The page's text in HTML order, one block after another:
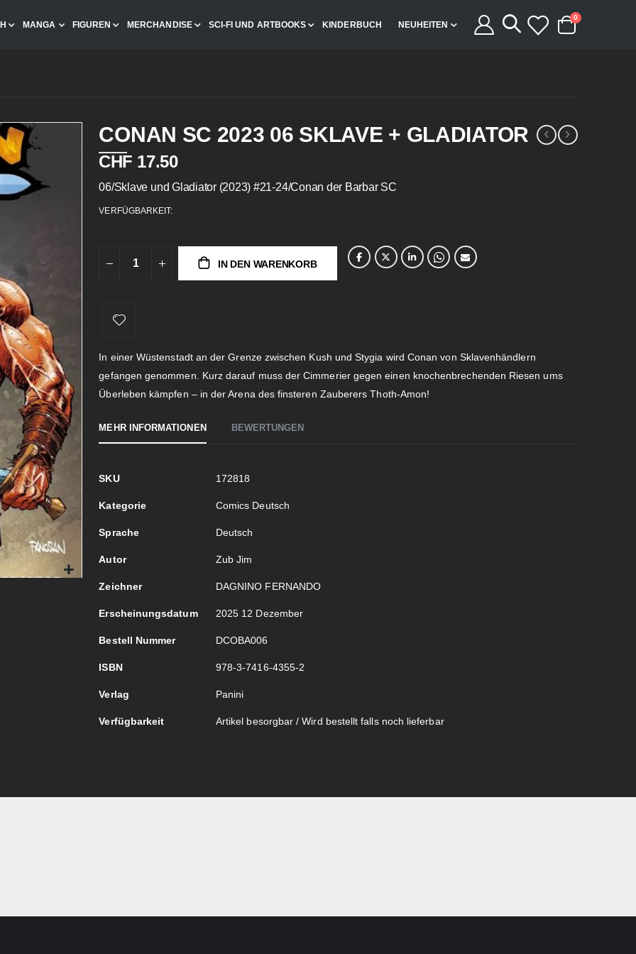
MANGA FIGUREN MERCHANDISE SCI-FI UND ARTBOOKS KINDERBUCH NEUHEITEN
Cart
0 Artikel
CONAN SC 2023 06 SKLAVE + GLADIATOR
CHF 17.50
06/Sklave und Gladiator (2023) #21-24/Conan der Barbar SC
VERFÜGBARKEIT:
IN DEN WARENKORB
In einer Wüstenstadt an der Grenze zwischen Kush und Stygia wird Conan von Sklavenhändlern
gefangen genommen. Kurz darauf muss der Cimmerier gegen einen knochenbrechenden Riesen ums
Überleben kämpfen – in der Arena des finsteren Zauberers Thoth-Amon!
MEHR INFORMATIONEN
Mehr
SKU 172818
Kategorie Comics Deutsch
Sprache Deutsch
Autor Zub Jim
Zeichner DAGNINO FERNANDO
Erscheinungsdatum 2025 12 Dezember
Bestell Nummer DCOBA006
ISBN 978-3-7416-4355-2
Verlag Panini
Verfügbarkeit Artikel besorgbar / Wird bestellt falls noch lieferbar
BEWERTUNGEN